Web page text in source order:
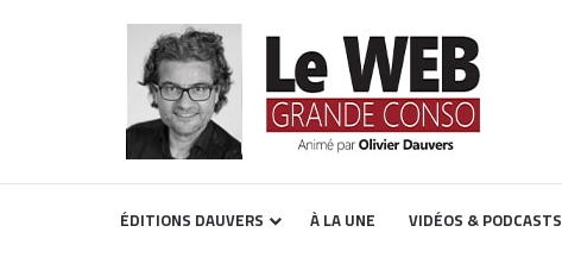
ÉDITIONS DAUVERS À LA UNE VIDÉOS & PODCASTS